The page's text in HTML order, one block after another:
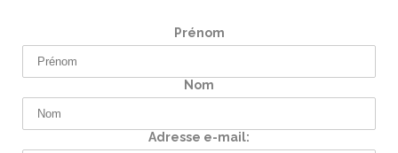
Prénom
Nom
Adresse e-mail: